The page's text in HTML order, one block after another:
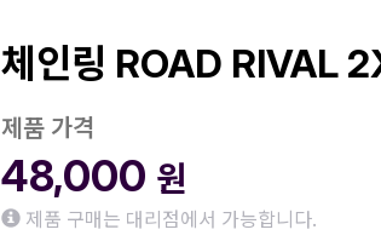
체인링 ROAD RIVAL
제품 가격
48,000 원
제품 구매는 대리점에서 가능합니다.